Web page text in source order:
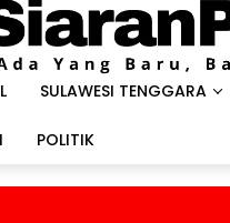
SULAWESI TENGGARA
POLITIK